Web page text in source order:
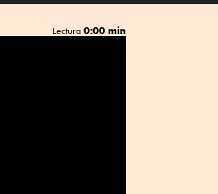
Lectura 0:00 min